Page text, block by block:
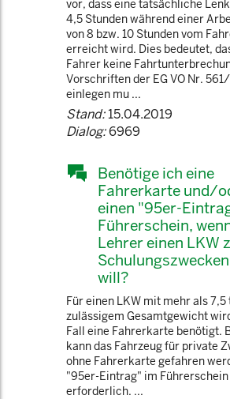
vor, dass eine tatsächliche
4,5 Stunden während einer
von 8 bzw. 10 Stunden vom
erreicht wird. Dies bedeutet,
Fahrer keine
Vorschriften der EG VO Nr.
einlegen mu ...
Stand:15.04.2019
Dialog:6969
Benötige ich eine
Fahrerkarte und/
einen "95er-
Führerschein,
Lehrer einen LKW
will?
Für einen LKW mit mehr als 7,5
zulässigem Gesamtgewicht
Fall eine Fahrerkarte benötigt.
kann das Fahrzeug für private
ohne Fahrerkarte gefahren
"95er-Eintrag" im
erforderlich. ...